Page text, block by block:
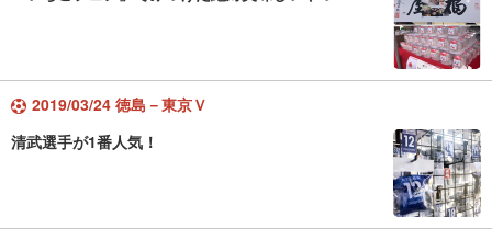
2019/03/24 徳島－東京Ｖ
清武選手が1番人気！